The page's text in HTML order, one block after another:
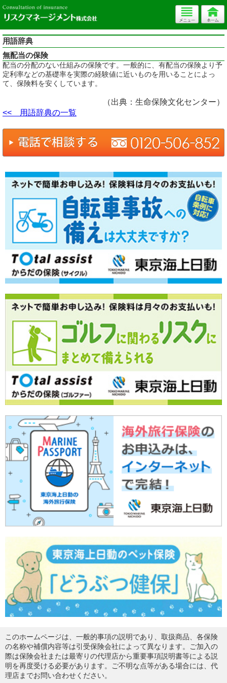
用語辞典
無配当の保険
配当の分配のない仕組みの保険です。一般的に、有配当の保険より予
定利率などの基礎率を実際の経験値に近いものを用いることによっ
て、保険料を安くしています。
（出典：生命保険文化センター）
<< 用語辞典の一覧
このホームページは、一般的事項の説明であり、取扱商品、各保険
の名称や補償内容等は引受保険会社によって異なります。ご加入の
際は保険会社または最寄りの代理店から重要事項説明書等による説
明を再度受ける必要があります。ご不明な点等がある場合には、代
理店までお問い合わせください。